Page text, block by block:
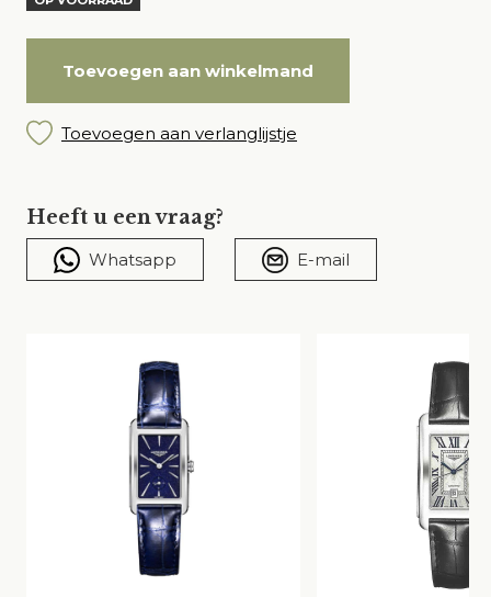
Toevoegen aan winkelmand
Toevoegen aan verlanglijstje
Heeft u een vraag?
Whatsapp E-mail